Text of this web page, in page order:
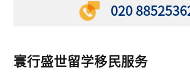
020
寰行盛世留学移民服务